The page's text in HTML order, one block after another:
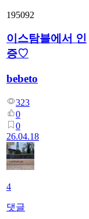
195092
이스탐블에서 인
증♡
bebeto
323
0
0
26.04.18
4
댓글